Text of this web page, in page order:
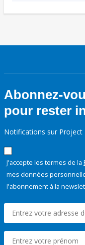
Abonnez-
pour rester
Notifications sur Project
J'accepte les termes de la
mes données
l'abonnement à la